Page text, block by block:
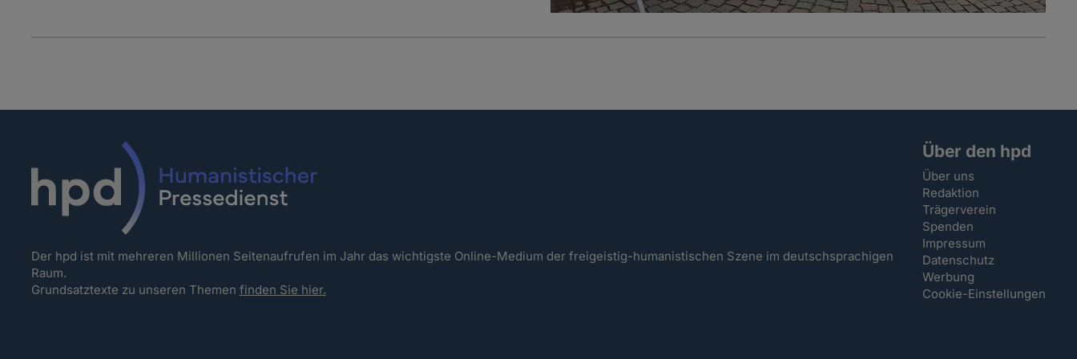
Der hpd ist mit mehreren Millionen Seitenaufrufen im Jahr das wichtigste Online-Medium der freigeistig-humanistischen Szene im deutschsprachigen
Raum.
Grundsatztexte zu unseren Themen finden Sie hier.
Über den hpd
Über uns
Redaktion
Trägerverein
Spenden
Impressum
Datenschutz
Werbung
Cookie-Einstellungen